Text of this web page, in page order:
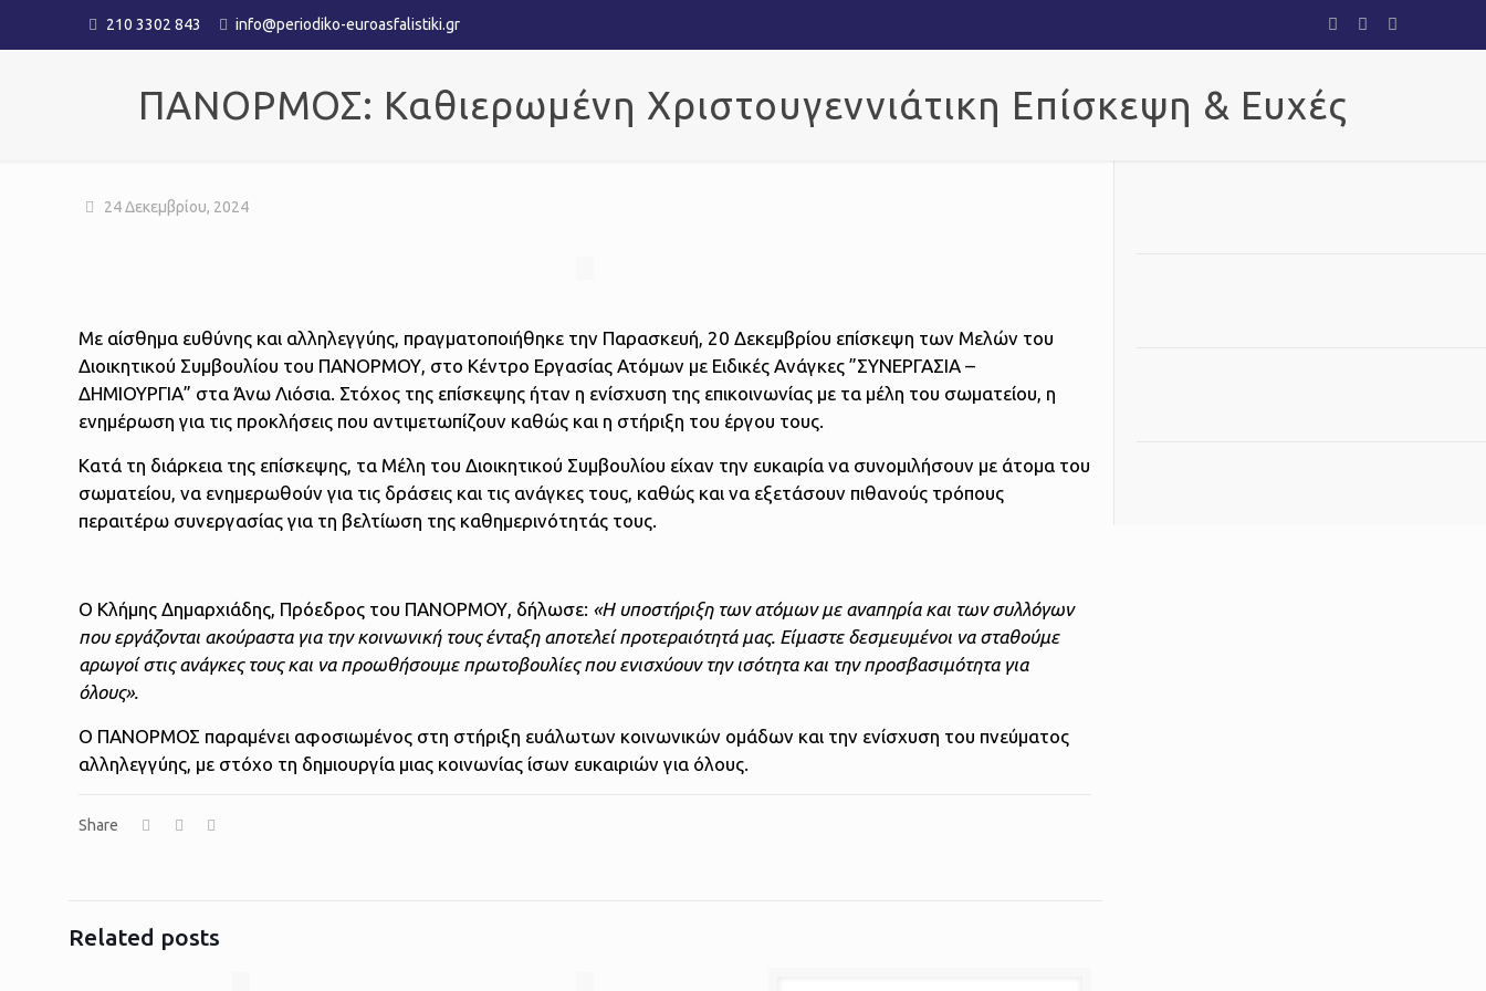
210 3302 843 info@periodiko-euroasfalistiki.gr
ΠΑΝΟΡΜΟΣ: Καθιερωμένη Χριστουγεννιάτικη Επίσκεψη & Ευχές
24 Δεκεμβρίου, 2024
Με αίσθημα ευθύνης και αλληλεγγύης, πραγματοποιήθηκε την Παρασκευή, 20 Δεκεμβρίου επίσκεψη των Μελών του
Διοικητικού Συμβουλίου του ΠΑΝΟΡΜΟΥ, στο Κέντρο Εργασίας Ατόμων με Ειδικές Ανάγκες ”ΣΥΝΕΡΓΑΣΙΑ –
ΔΗΜΙΟΥΡΓΙΑ” στα Άνω Λιόσια. Στόχος της επίσκεψης ήταν η ενίσχυση της επικοινωνίας με τα μέλη του σωματείου, η
ενημέρωση για τις προκλήσεις που αντιμετωπίζουν καθώς και η στήριξη του έργου τους.
Κατά τη διάρκεια της επίσκεψης, τα Μέλη του Διοικητικού Συμβουλίου είχαν την ευκαιρία να συνομιλήσουν με άτομα του
σωματείου, να ενημερωθούν για τις δράσεις και τις ανάγκες τους, καθώς και να εξετάσουν πιθανούς τρόπους
περαιτέρω συνεργασίας για τη βελτίωση της καθημερινότητάς τους.
Ο Κλήμης Δημαρχιάδης, Πρόεδρος του ΠΑΝΟΡΜΟΥ, δήλωσε: «Η υποστήριξη των ατόμων με αναπηρία και των συλλόγων
που εργάζονται ακούραστα για την κοινωνική τους ένταξη αποτελεί προτεραιότητά μας. Είμαστε δεσμευμένοι να σταθούμε
αρωγοί στις ανάγκες τους και να προωθήσουμε πρωτοβουλίες που ενισχύουν την ισότητα και την προσβασιμότητα για
όλους».
Ο ΠΑΝΟΡΜΟΣ παραμένει αφοσιωμένος στη στήριξη ευάλωτων κοινωνικών ομάδων και την ενίσχυση του πνεύματος
αλληλεγγύης, με στόχο τη δημιουργία μιας κοινωνίας ίσων ευκαιριών για όλους.
Share
Related posts